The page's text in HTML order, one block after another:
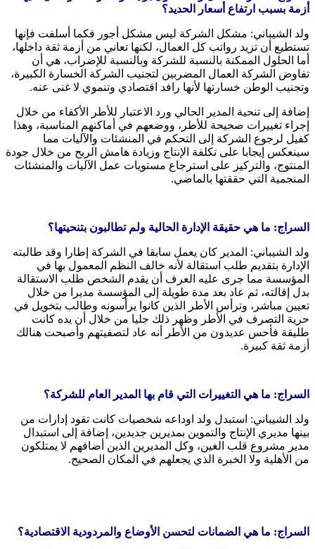
أزمة بسبب ارتفاع أسعار الحديد؟
ولد الشيباني: مشكل الشركة ليس مشكل أجور فكما أسلفت فإنها
تستطيع أن تزيد رواتب كل العمال، لكنها تعاني من أزمة ثقة داخلها،
أما الحلول الممكنة بالنسبة للشركة وبالنسبة للإضراب، هي أن
تفاوض الشركة العمال المضربين لتجنيب الشركة الخسارة الكبيرة،
وتجنيب الوطن خسارتها لأنها رافد اقتصادي وتنموي لا غنى عنه.
إضافة إلى تنحية المدير الحالي ورد الاعتبار للأطر الأكفاء من خلال
إجراء تغييرات صحيحة للأطر، ووضعهم في أماكنهم المناسبة، وهذا
كفيل لرجوع الشركة إلى التحكم في المنشئات والآليات مما
سينعكس إيجابا على تكلفة الإنتاج وزيادة هامش الربح من خلال جودة
المنتوج، والتركيز على استرجاع مستويات عمل الآليات والمنشئات
المنجمية التي حققتها بالماضي.
السراج: ما هي حقيقة الإدارة الحالية ولم تطالبون بتنحيتها؟
ولد الشيباني: المدير كان يعمل سابقا في الشركة إطارا وقد طالبته
الإدارة بتقديم طلب استقالة لأنه خالف النظم المعمول بها في
المؤسسة مما جرى عليه العرف أن يقدم الشخص طلب الاستقالة
بدل إقالته، ثم عاد بعد مدة طويلة إلى المؤسسة مديرا من خلال
تعيين مباشر، وترأس الأطر الذين كانوا يرأسونه وطالب بتخويل في
حرية التصرف في الأطر وظهر ذلك جليا من خلال أن يده كانت
طليقة فأحس عديدون من الأطر أنه عاد لتصفيتهم وأصبحت هنالك
أزمة ثقة كبيرة.
السراج: ما هي التغييرات التي قام بها المدير العام للشركة؟
ولد الشيباني: استبدل ولد اوداعه شخصيات كانت تقود إدارات من
بينها مديري الإنتاج والتموين بمديرين جديدين، إضافة إلى استبدال
مدير مشروع قلب الغين، وكل المديرين الذين أضافهم لا يمتلكون
من الأهلية ولا الخبرة الذي يجعلهم في المكان الصحيح.
السراج: ما هي الضمانات لتحسن الأوضاع والمردودية الاقتصادية؟